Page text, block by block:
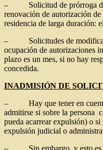
– Solicitud de prórroga de
renovación de autorización
residencia de larga duración:
– Solicitudes de
ocupación de autorizaciones
plazo es un mes, si no hay
concedida.
INADMISIÓN DE
– Hay que tener en cuenta
admitirse si sobre la persona
pueda acarrear expulsión) o
expulsión judicial o